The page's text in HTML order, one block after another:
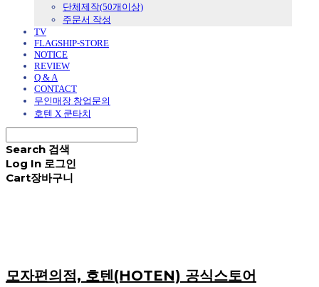
단체제작(50개이상)
주문서 작성
TV
FLAGSHIP-STORE
NOTICE
REVIEW
Q & A
CONTACT
무인매장 창업문의
호텐 X 쿤타치
Search 검색
Log In 로그인
Cart장바구니
모자편의점, 호텐(HOTEN) 공식스토어